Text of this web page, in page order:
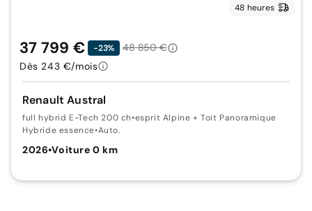
48 heures
Renault Austral
full hybrid E-Tech 200 ch•esprit Alpine + Toit Panoramique
Hybride essence•Auto.
2026•Voiture 0 km
37 799 € -23%
48 850 €
Dès 243 €/mois